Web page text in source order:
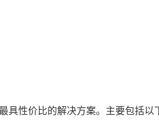
具性价比的解决方案。主要包括以